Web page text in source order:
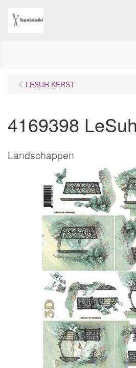
LESUH KERST
4169398
Landschappen